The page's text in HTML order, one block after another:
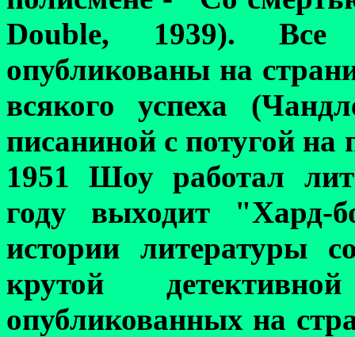
Double, 1939). Все
опубликованы на
всякого успеха
писаниной с потугой
1951 Шоу работал
году выходит "Хард-
истории литературы
крутой
опубликованных на